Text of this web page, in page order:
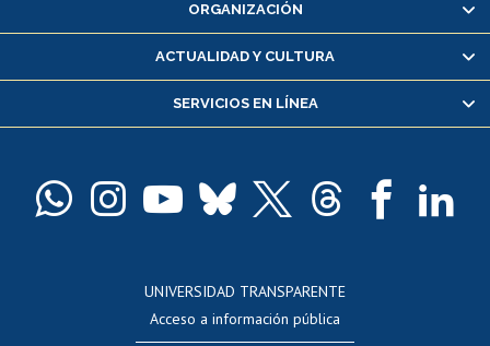
Consulta y certificado de notas
Servicio médico y dental
Pago de arancel y crédito alumnos
Docentes
ORGANIZACIÓN
ACTUALIDAD Y CULTURA
SERVICIOS EN LÍNEA
UNIVERSIDAD TRANSPARENTE
Acceso a información pública